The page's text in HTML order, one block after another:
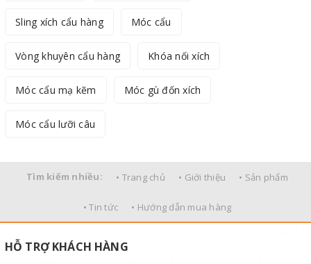
Sling xích cẩu hàng Móc cẩu
Vòng khuyên cẩu hàng Khóa nối xích
Móc cẩu mạ kẽm Móc gù đốn xích
Móc cẩu lưỡi câu
Tìm kiếm nhiều: • Trang chủ • Giới thiệu • Sản phẩm
• Tin tức • Hướng dẫn mua hàng
HỖ TRỢ KHÁCH HÀNG